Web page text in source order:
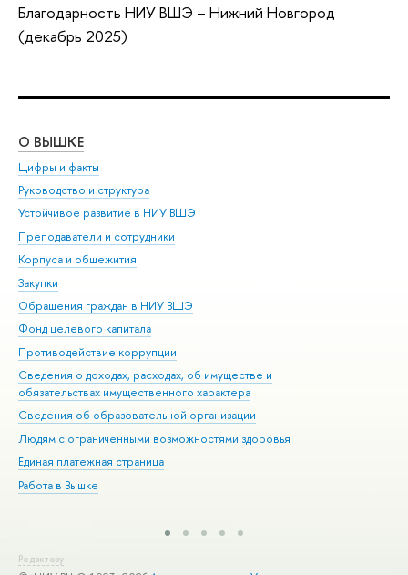
Благодарность НИУ ВШЭ – Нижний Новгород
(декабрь 2025)
О ВЫШКЕ
Цифры и факты
Руководство и структура
Устойчивое развитие в НИУ ВШЭ
Преподаватели и сотрудники
Корпуса и общежития
Закупки
Обращения граждан в НИУ ВШЭ
Фонд целевого капитала
Противодействие коррупции
Сведения о доходах, расходах, об имуществе и
обязательствах имущественного характера
Сведения об образовательной организации
Людям с ограниченными возможностями здоровья
Единая платежная страница
Работа в Вышке
Редактору